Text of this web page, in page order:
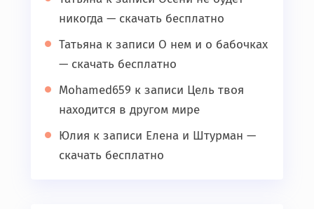
никогда — скачать бесплатно
Татьяна к записи О нем и о бабочках
— скачать бесплатно
Mohamed659 к записи Цель твоя
находится в другом мире
Юлия к записи Елена и Штурман —
скачать бесплатно